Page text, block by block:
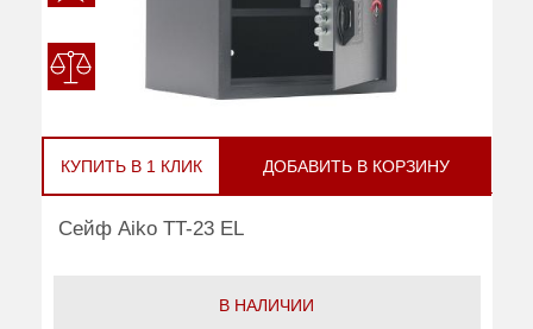
КУПИТЬ В 1 КЛИК ДОБАВИТЬ В КОРЗИНУ
Сейф Aiko TT-23 EL
В НАЛИЧИИ